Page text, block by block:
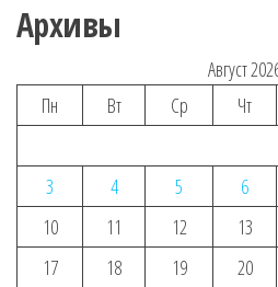
Архивы
Август
Пн
Вт Ср Чт
3
4 5 6
10
11 12 13
17
18 19 20